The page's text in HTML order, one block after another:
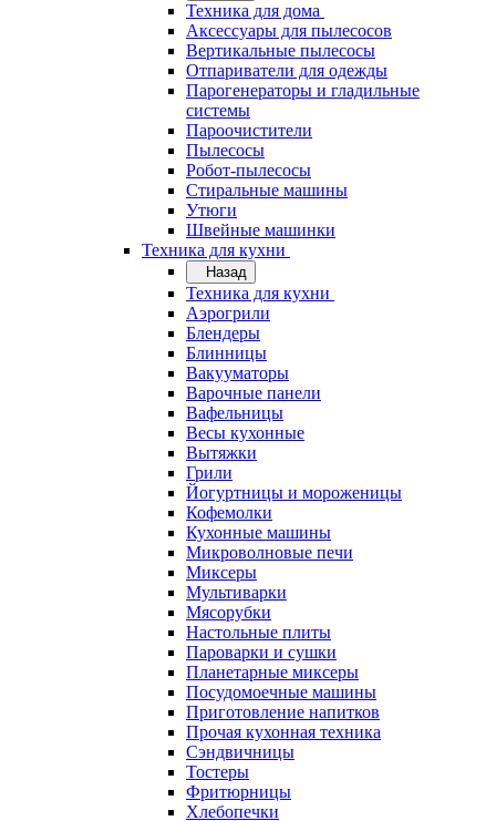
Техника для дома
Аксессуары для пылесосов
Вертикальные пылесосы
Отпариватели для одежды
Парогенераторы и гладильные
системы
Пароочистители
Пылесосы
Робот-пылесосы
Стиральные машины
Утюги
Швейные машинки
Техника для кухни
Назад
Техника для кухни
Аэрогрили
Блендеры
Блинницы
Вакууматоры
Варочные панели
Вафельницы
Весы кухонные
Вытяжки
Грили
Йогуртницы и мороженицы
Кофемолки
Кухонные машины
Микроволновые печи
Миксеры
Мультиварки
Мясорубки
Настольные плиты
Пароварки и сушки
Планетарные миксеры
Посудомоечные машины
Приготовление напитков
Прочая кухонная техника
Сэндвичницы
Тостеры
Фритюрницы
Хлебопечки